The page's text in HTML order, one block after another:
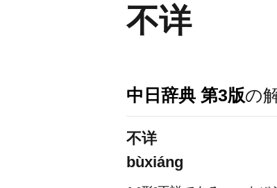
不详
中日辞典 第3版の
不详
bùxiáng